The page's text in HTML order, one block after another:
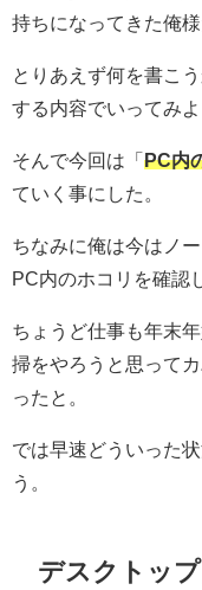
持ちになってきた俺様
とりあえず何を書こ
する内容でいってみよ
そんで今回は「 PC内
ていく事にした。
ちなみに俺は今はノ
PC内のホコリを確認
ちょうど仕事も年末
掃をやろうと思って
ったと。
では早速どういった
う。
デスクトッ